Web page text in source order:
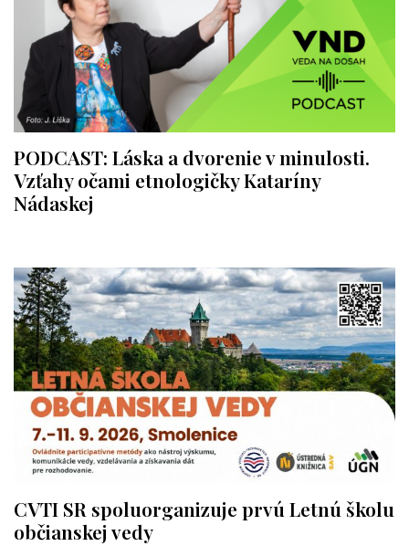
PODCAST: Láska a dvorenie v minulosti.
Vzťahy očami etnologičky Kataríny
Nádaskej
CVTI SR spoluorganizuje prvú Letnú školu
občianskej vedy